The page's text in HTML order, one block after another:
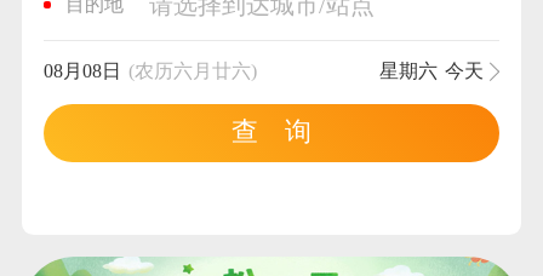
目的地
08月08日 (农历六月廿六) 星期六 今天
查 询